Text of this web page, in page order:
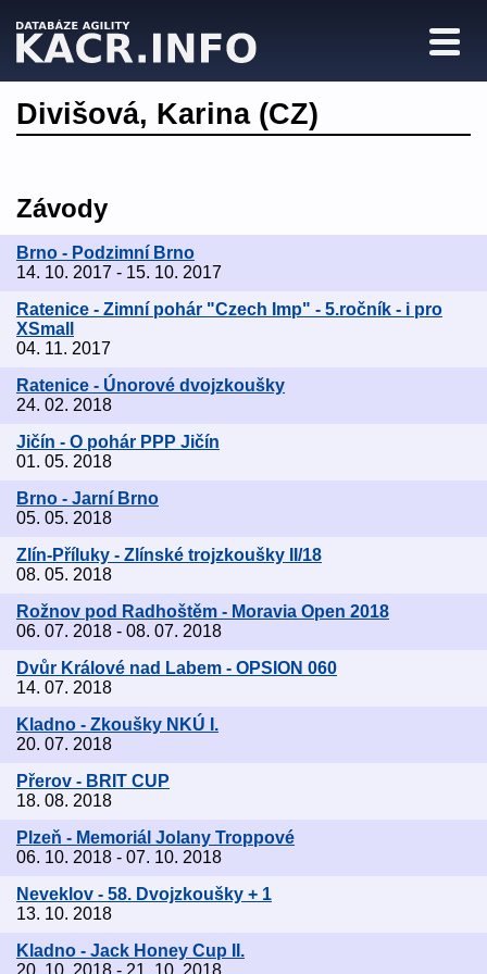
Divišová, Karina (CZ)
Závody
Brno - Podzimní Brno
14. 10. 2017 - 15. 10. 2017
Ratenice - Zimní pohár "Czech Imp" - 5.ročník - i pro
XSmall
04. 11. 2017
Ratenice - Únorové dvojzkoušky
24. 02. 2018
Jičín - O pohár PPP Jičín
01. 05. 2018
Brno - Jarní Brno
05. 05. 2018
Zlín-Příluky - Zlínské trojzkoušky II/18
08. 05. 2018
Rožnov pod Radhoštěm - Moravia Open 2018
06. 07. 2018 - 08. 07. 2018
Dvůr Králové nad Labem - OPSION 060
14. 07. 2018
Kladno - Zkoušky NKÚ I.
20. 07. 2018
Přerov - BRIT CUP
18. 08. 2018
Plzeň - Memoriál Jolany Troppové
06. 10. 2018 - 07. 10. 2018
Neveklov - 58. Dvojzkoušky + 1
13. 10. 2018
Kladno - Jack Honey Cup II.
20. 10. 2018 - 21. 10. 2018